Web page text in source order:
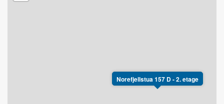
Norefjellstua 157 D - 2. etage